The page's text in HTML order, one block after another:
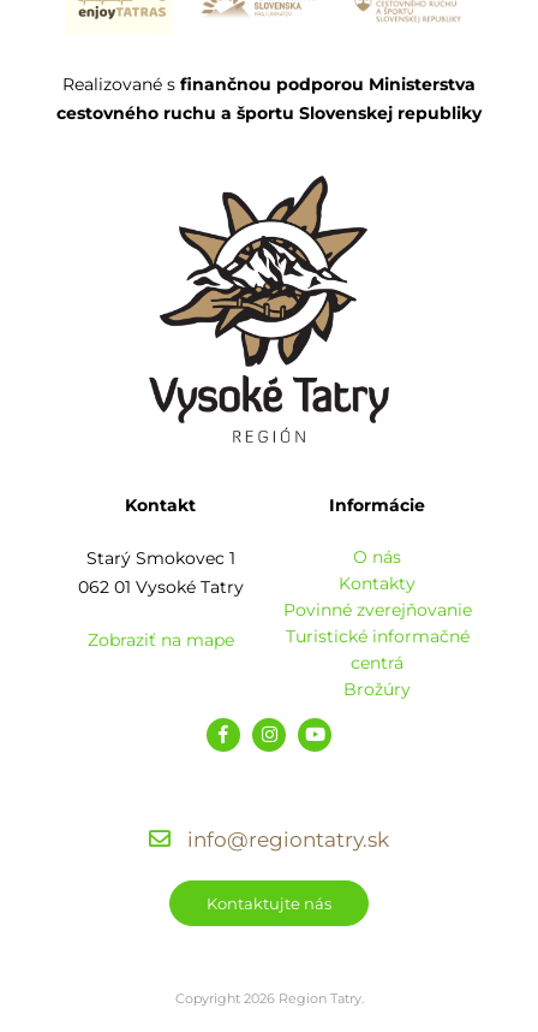
Realizované s finančnou podporou Ministerstva
cestovného ruchu a športu Slovenskej republiky
Kontakt
Starý Smokovec 1
062 01 Vysoké Tatry
Zobraziť na mape
Informácie
O nás
Kontakty
Povinné zverejňovanie
Turistické informačné
centrá
Brožúry
info@regiontatry.sk
Kontaktujte nás
Copyright 2026 Region Tatry.